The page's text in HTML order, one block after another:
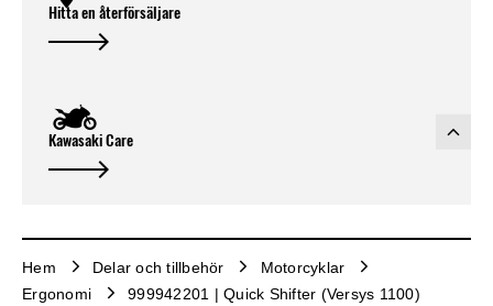
Hitta en återförsäljare
Kawasaki Care
Hem Delar och tillbehör
Motorcyklar
Ergonomi
999942201 | Quick Shifter (Versys 1100)